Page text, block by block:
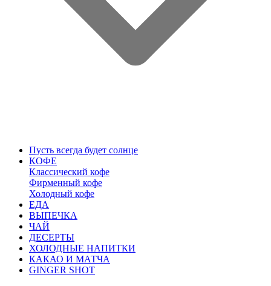
Пусть всегда будет солнце
КОФЕ
Классический кофе
Фирменный кофе
Холодный кофе
ЕДА
ВЫПЕЧКА
ЧАЙ
ДЕСЕРТЫ
ХОЛОДНЫЕ НАПИТКИ
КАКАО И МАТЧА
GINGER SHOT